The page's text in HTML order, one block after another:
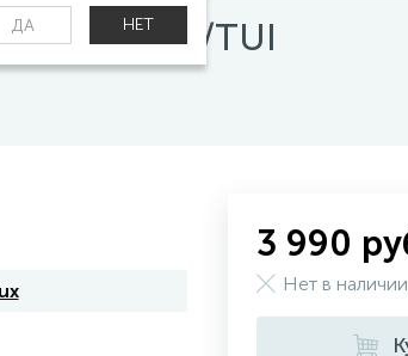
ДА НЕТ
ECH/TUI
3 990
Нет в наличии